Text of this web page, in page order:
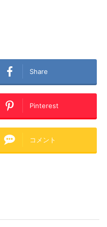
Share
Pinterest
コメント